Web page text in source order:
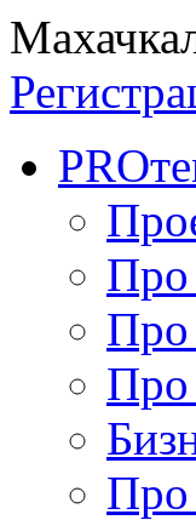
PRO